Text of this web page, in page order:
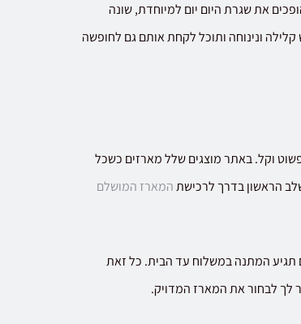
את שגרת היום יום למיוחדת, שונה
ונינוחה ותוכל לקחת אותם גם לחופשה
וקל. באתר מוצגים שלל מארזים כשכל
הראשון בדרך לרכישתהמארז המושלם
תגיע המתנה במשלוח עד הבית. כל זאת
לך לבחור את המארז המדויק.